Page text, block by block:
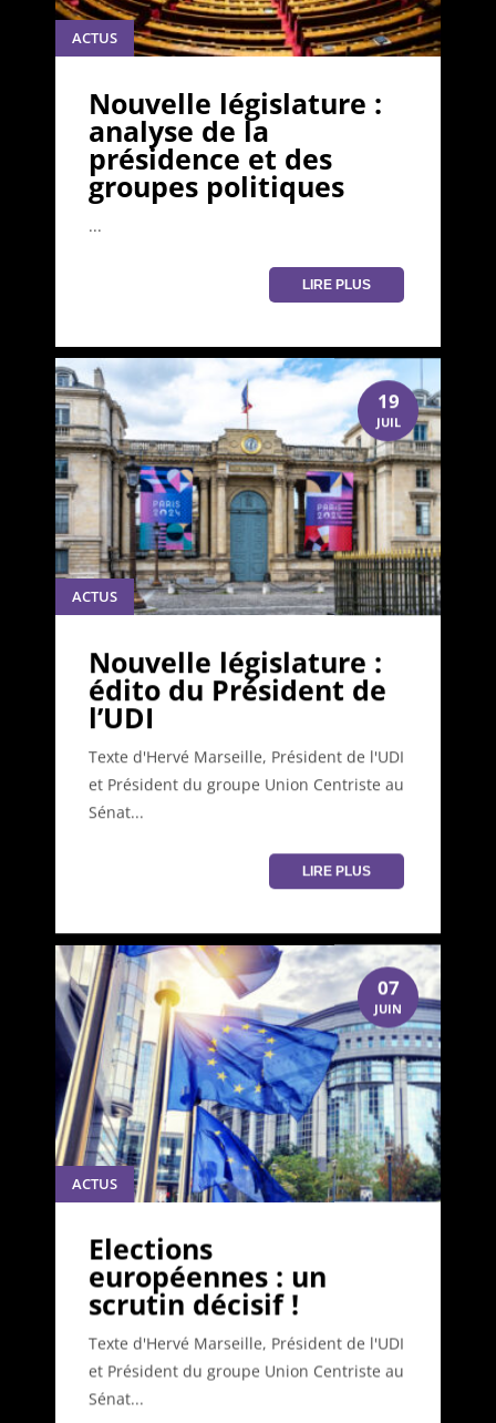
ACTUS
Nouvelle législature :
analyse de la
présidence et des
groupes politiques
...
LIRE PLUS
19
JUIL
ACTUS
Nouvelle législature :
édito du Président de
l’UDI
Texte d'Hervé Marseille, Président de l'UDI
et Président du groupe Union Centriste au
Sénat...
LIRE PLUS
07
JUIN
ACTUS
Elections
européennes : un
scrutin décisif !
Texte d'Hervé Marseille, Président de l'UDI
et Président du groupe Union Centriste au
Sénat...